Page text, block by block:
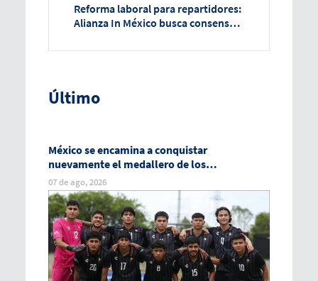
Reforma laboral para repartidores:
Alianza In México busca consenso
Último
México se encamina a conquistar
nuevamente el medallero de los
Centroamericanos
07 de ago, 2026